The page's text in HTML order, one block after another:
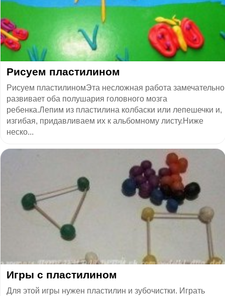
Рисуем пластилином
Рисуем пластилиномЭта несложная работа замечательно
развивает оба полушария головного мозга
ребенка.Лепим из пластилина колбаски или лепешечки и,
изгибая, придавливаем их к альбомному листу.Ниже
неско...
Игры с пластилином
Для этой игры нужен пластилин и зубочистки. Играть